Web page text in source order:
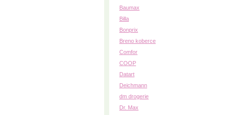
Baumax
Billa
Bonprix
Breno koberce
Comfor
COOP
Datart
Deichmann
dm drogerie
Dr. Max